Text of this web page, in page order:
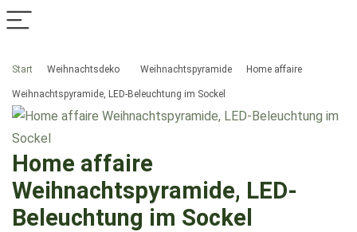
Start Weihnachtsdeko Weihnachtspyramide Home affaire
Weihnachtspyramide, LED-Beleuchtung im Sockel
Home affaire
Weihnachtspyramide, LED-
Beleuchtung im Sockel